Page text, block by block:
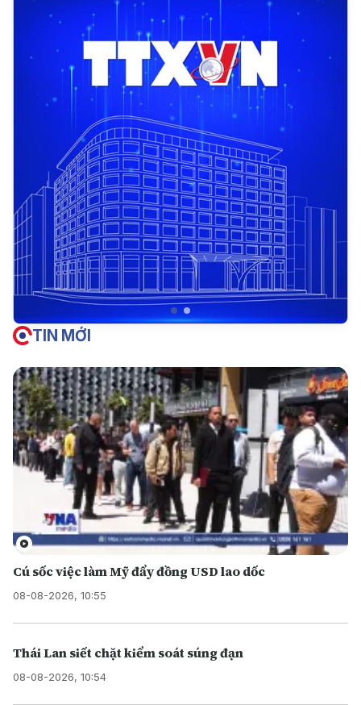
TIN MỚI
Cú sốc việc làm Mỹ đẩy đồng USD lao dốc
08-08-2026, 10:55
Thái Lan siết chặt kiểm soát súng đạn
08-08-2026, 10:54